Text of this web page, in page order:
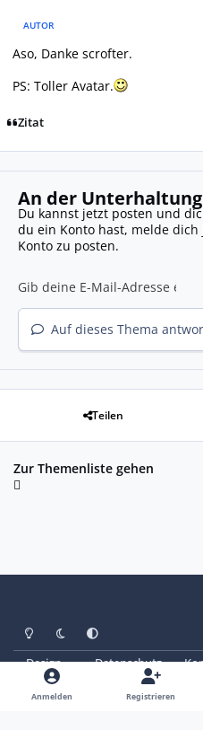
AUTOR
Aso, Danke scrofter.
PS: Toller Avatar.
Zitat
An der
Du kannst jetzt posten und
du ein Konto hast, melde dich
Konto zu posten.
Auf dieses Thema
Teilen
Zur Themenliste gehen
Heller ModusDunkler Modus
Systemeinstellung
Design Datenschutz
© Copyright 2025 - SAABoteure e. V.
Anmelden Registrieren